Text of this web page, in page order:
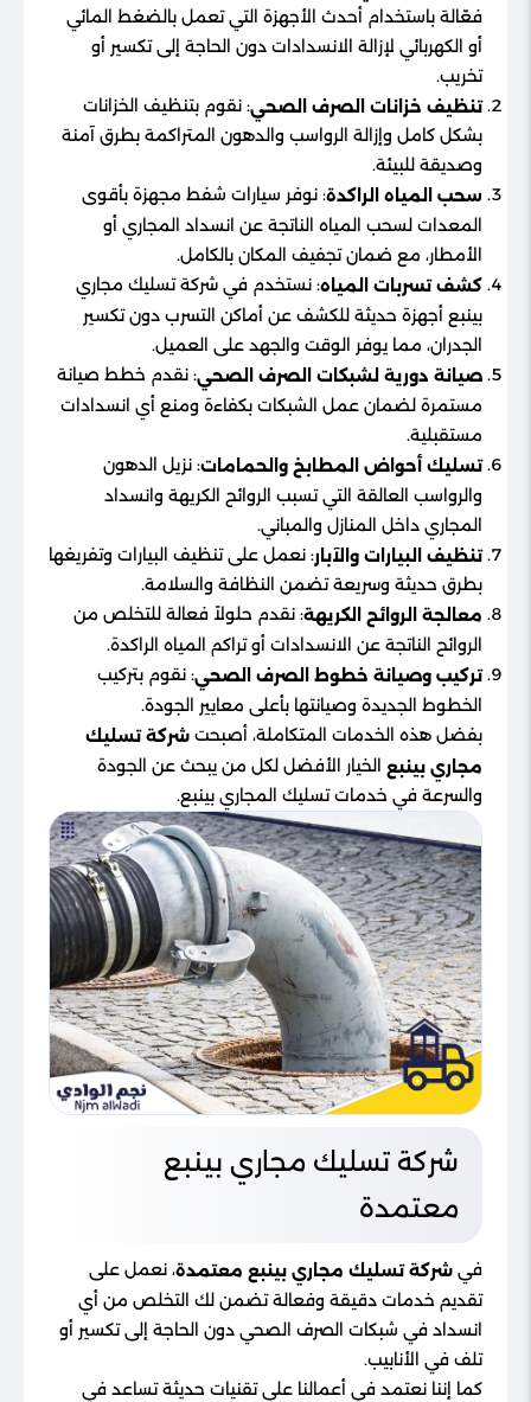
فعّالة باستخدام أحدث الأجهزة التي تعمل بالضغط المائي
أو الكهربائي لإزالة الانسدادات دون الحاجة إلى تكسير أو
تخريب.
تنظيف خزانات الصرف الصحي: نقوم بتنظيف الخزانات
بشكل كامل وإزالة الرواسب والدهون المتراكمة بطرق آمنة
وصديقة للبيئة.
سحب المياه الراكدة: نوفر سيارات شفط مجهزة بأقوى
المعدات لسحب المياه الناتجة عن انسداد المجاري أو
الأمطار، مع ضمان تجفيف المكان بالكامل.
كشف تسربات المياه: نستخدم في شركة تسليك مجاري
بينبع أجهزة حديثة للكشف عن أماكن التسرب دون تكسير
الجدران، مما يوفر الوقت والجهد على العميل.
صيانة دورية لشبكات الصرف الصحي: نقدم خطط صيانة
مستمرة لضمان عمل الشبكات بكفاءة ومنع أي انسدادات
مستقبلية.
تسليك أحواض المطابخ والحمامات: نزيل الدهون
والرواسب العالقة التي تسبب الروائح الكريهة وانسداد
المجاري داخل المنازل والمباني.
تنظيف البيارات والآبار: نعمل على تنظيف البيارات وتفريغها
بطرق حديثة وسريعة تضمن النظافة والسلامة.
معالجة الروائح الكريهة: نقدم حلولاً فعالة للتخلص من
الروائح الناتجة عن الانسدادات أو تراكم المياه الراكدة.
تركيب وصيانة خطوط الصرف الصحي: نقوم بتركيب
الخطوط الجديدة وصيانتها بأعلى معايير الجودة.
بفضل هذه الخدمات المتكاملة، أصبحت شركة تسليك
مجاري بينبع الخيار الأفضل لكل من يبحث عن الجودة
والسرعة في خدمات تسليك المجاري بينبع.
شركة تسليك مجاري بينبع
معتمدة
في شركة تسليك مجاري بينبع معتمدة، نعمل على
تقديم خدمات دقيقة وفعالة تضمن لك التخلص من أي
انسداد في شبكات الصرف الصحي دون الحاجة إلى تكسير أو
تلف في الأنابيب.
كما إننا نعتمد في أعمالنا على تقنيات حديثة تساعد في